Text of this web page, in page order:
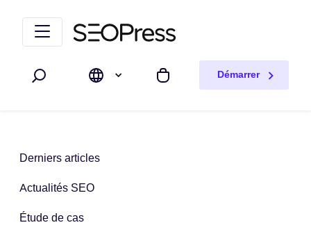
Rechercher Mon panier
Démarrer
Derniers articles
Actualités SEO
Étude de cas